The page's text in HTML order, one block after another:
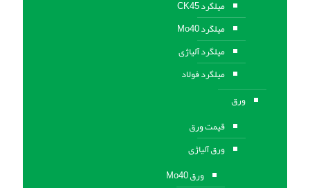
میلگرد CK45
میلگرد Mo40
میلگرد آلیاژی
میلگرد فولاد
ورق
قیمت ورق
ورق آلیاژی
ورق Mo40